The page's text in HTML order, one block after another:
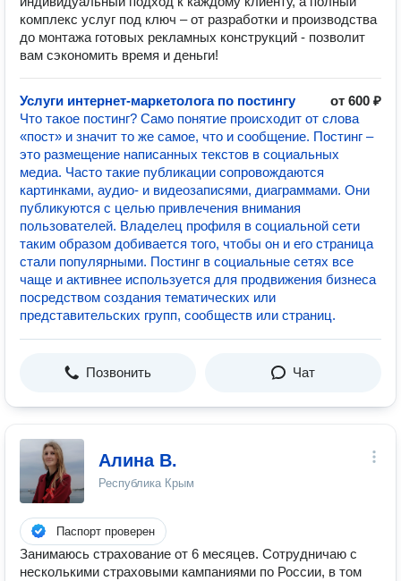
комплекс услуг под ключ – от разработки и производства
до монтажа готовых рекламных конструкций - позволит
вам сэкономить время и деньги!
Услуги интернет-маркетолога по постингу
от 600 ₽
Что такое постинг? Само понятие происходит от слова
«пост» и значит то же самое, что и сообщение. Постинг –
это размещение написанных текстов в социальных
медиа. Часто такие публикации сопровождаются
картинками, аудио- и видеозаписями, диаграммами. Они
публикуются с целью привлечения внимания
пользователей. Владелец профиля в социальной сети
таким образом добивается того, чтобы он и его страница
стали популярными. Постинг в социальные сетях все
чаще и активнее используется для продвижения бизнеса
посредством создания тематических или
представительских групп, сообществ или страниц.
Позвонить Чат
Алина В.
Республика Крым
Паспорт проверен
Занимаюсь страхование от 6 месяцев. Сотрудничаю с
несколькими страховыми кампаниями по России, в том